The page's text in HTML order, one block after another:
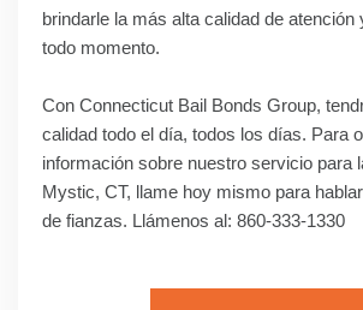
brindarle la más alta calidad de atención
todo momento.
Con Connecticut Bail Bonds Group,
calidad todo el día, todos los días. Para
información sobre nuestro servicio para
Mystic, CT, llame hoy mismo para
de fianzas. Llámenos al: 860-333-1330